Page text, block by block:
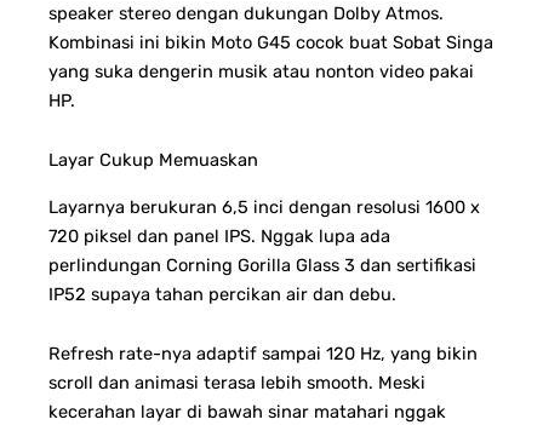
speaker stereo dengan dukungan Dolby Atmos.
Kombinasi ini bikin Moto G45 cocok buat Sobat Singa
yang suka dengerin musik atau nonton video pakai
HP.
Layar Cukup Memuaskan
Layarnya berukuran 6,5 inci dengan resolusi 1600 x
720 piksel dan panel IPS. Nggak lupa ada
perlindungan Corning Gorilla Glass 3 dan sertifikasi
IP52 supaya tahan percikan air dan debu.
Refresh rate-nya adaptif sampai 120 Hz, yang bikin
scroll dan animasi terasa lebih smooth. Meski
kecerahan layar di bawah sinar matahari nggak